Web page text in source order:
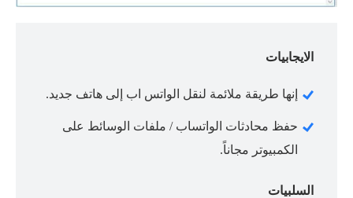
الايجابيات
إنها طريقة ملائمة لنقل الواتس اب إلى هاتف جديد.
حفظ محادثات الواتساب / ملفات الوسائط على
الكمبيوتر مجاناً.
السلبيات